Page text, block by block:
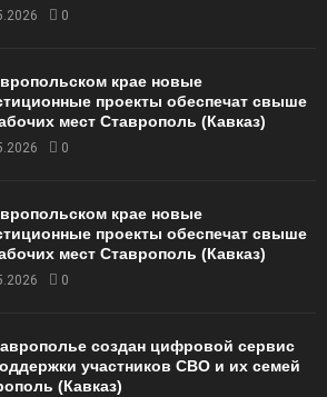
0
крае новые
проекты обеспечат свыше
мест Ставрополь (Кавказ)
0
крае новые
проекты обеспечат свыше
мест Ставрополь (Кавказ)
0
создан цифровой сервис
участников СВО и их семей
(Кавказ)